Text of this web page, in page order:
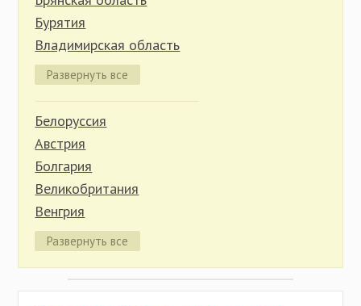
Бурятия
Владимирская область
Волгоградская область
Вологодская область
Иркутская область
Калининградская область
Калужская область
Карелия
Кировская область
Костромская область
Красноярский край
Крым
Липецкая область
Развернуть все
Белоруссия
Австрия
Болгария
Великобритания
Венгрия
Германия
Греция
Развернуть все